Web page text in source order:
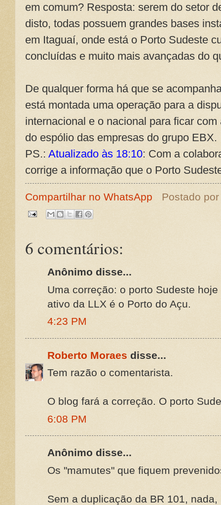
em comum? Resposta: serem do setor
disto, todas possuem grandes bases
em Itaguaí, onde está o Porto Sudeste
concluídas e muito mais avançadas do
De qualquer forma há que se
está montada uma operação para a
internacional e o nacional para ficar
do espólio das empresas do grupo EBX.
PS.: Atualizado às 18:10: Com a
corrige a informação que o Porto
Compartilhar no WhatsApp Postado
6 comentários:
Anônimo disse...
Uma correção: o porto Sudeste
ativo da LLX é o Porto do Açu.
4:23 PM
Roberto Moraes disse...
Tem razão o comentarista.
O blog fará a correção. O porto
6:08 PM
Anônimo disse...
Os "mamutes" que fiquem
Sem a duplicação da BR 101,